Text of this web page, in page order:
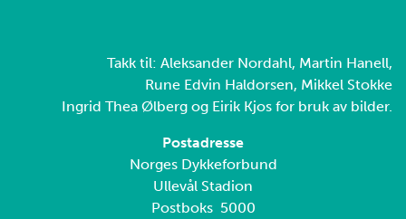
Takk til: Aleksander Nordahl, Martin Hanell,
Rune Edvin Haldorsen, Mikkel Stokke
Ingrid Thea Ølberg og Eirik Kjos for bruk av bilder.
Postadresse
Norges Dykkeforbund
Ullevål Stadion
Postboks 5000